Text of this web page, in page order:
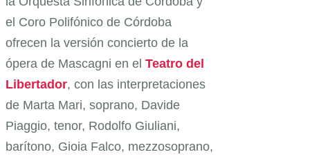
el Coro Polifónico de Córdoba
ofrecen la versión concierto de la
ópera de Mascagni en el Teatro del
Libertador, con las interpretaciones
de Marta Mari, soprano, Davide
Piaggio, tenor, Rodolfo Giuliani,
barítono, Gioia Falco, mezzosoprano,